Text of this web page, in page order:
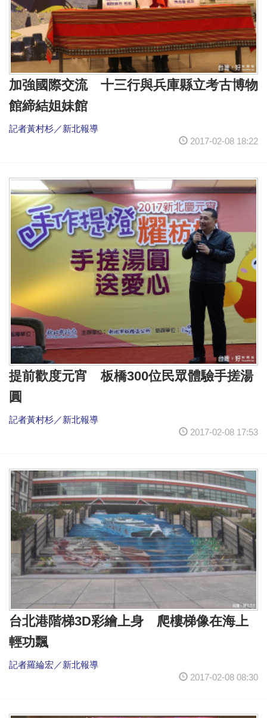
加強國際交流 十三行與兵庫縣立考古博物
館締結姐妹館
記者黃村杉／新北報導
2017-02-08 18:22
提前歡度元宵 板橋300位民眾體驗手搓湯
圓
記者黃村杉／新北報導
2017-02-08 17:53
台北港階梯3D彩繪上身 爬樓梯像在海上
輕功飄
記者羅綸宏／新北報導
2017-02-08 08:30